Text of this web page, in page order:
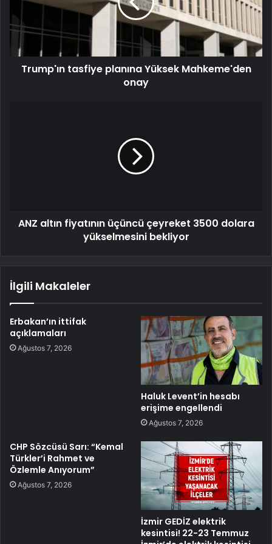
Trump'ın tasfiye planına Yüksek Mahkeme'den
onay
ANZ altın fiyatının üçüncü çeyreket 3500 dolara
yükselmesini bekliyor
İlgili Makaleler
Erbakan’ın ittifak
açıklamaları
Ağustos 7, 2026
Haluk Levent’in hesabı
erişime engellendi
Ağustos 7, 2026
CHP Sözcüsü Sarı: “Kemal
Türkler’i Rahmet ve
Özlemle Anıyorum”
Ağustos 7, 2026
İzmir GEDİZ elektrik
kesintisi! 22-23 Temmuz